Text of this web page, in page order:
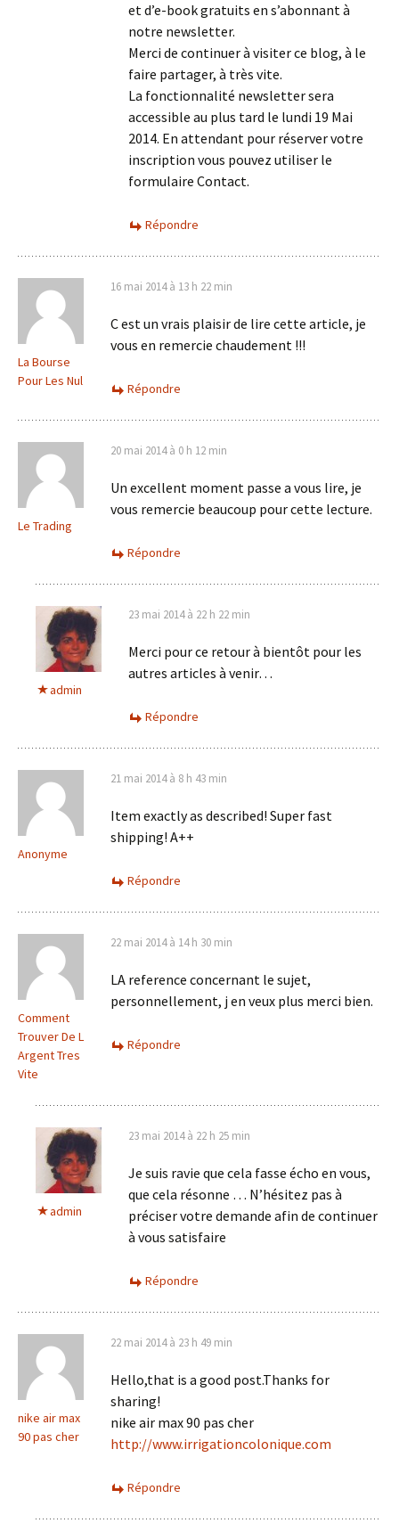
et d’e-book gratuits en s’abonnant à
notre newsletter.
Merci de continuer à visiter ce blog, à le
faire partager, à très vite.
La fonctionnalité newsletter sera
accessible au plus tard le lundi 19 Mai
2014. En attendant pour réserver votre
inscription vous pouvez utiliser le
formulaire Contact.
Répondre
La Bourse
Pour Les Nul
16 mai 2014 à 13 h 22 min
C est un vrais plaisir de lire cette article, je
vous en remercie chaudement !!!
Répondre
Le Trading
20 mai 2014 à 0 h 12 min
Un excellent moment passe a vous lire, je
vous remercie beaucoup pour cette lecture.
Répondre
admin
23 mai 2014 à 22 h 22 min
Merci pour ce retour à bientôt pour les
autres articles à venir…
Répondre
Anonyme
21 mai 2014 à 8 h 43 min
Item exactly as described! Super fast
shipping! A++
Répondre
Comment
Trouver De L
Argent Tres
Vite
22 mai 2014 à 14 h 30 min
LA reference concernant le sujet,
personnellement, j en veux plus merci bien.
Répondre
admin
23 mai 2014 à 22 h 25 min
Je suis ravie que cela fasse écho en vous,
que cela résonne … N’hésitez pas à
préciser votre demande afin de continuer
à vous satisfaire
Répondre
nike air max
90 pas cher
22 mai 2014 à 23 h 49 min
Hello,that is a good post.Thanks for
sharing!
nike air max 90 pas cher
http://www.irrigationcolonique.com
Répondre